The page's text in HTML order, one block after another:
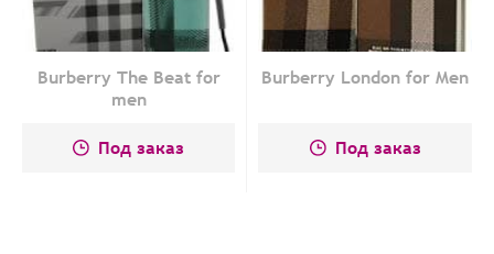
Burberry The Beat for
men
Под заказ
Burberry London for Men
Под заказ